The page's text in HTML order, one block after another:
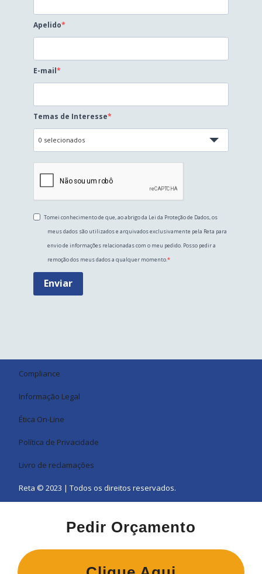
Apelido
E-mail
Temas de Interesse
0 selecionados
Tomei conhecimento de que, ao abrigo da Lei da Proteção de Dados, os
meus dados são utilizados e arquivados exclusivamente pela Reta para
envio de informações relacionadas com o meu pedido. Posso pedir a
remoção dos meus dados a qualquer momento.
Enviar
Compliance
Informação Legal
Ética On-Line
Política de Privacidade
Livro de reclamações
Reta © 2023 | Todos os direitos reservados.
Pedir Orçamento